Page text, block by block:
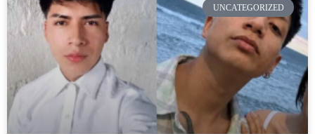
UNCATEGORIZED